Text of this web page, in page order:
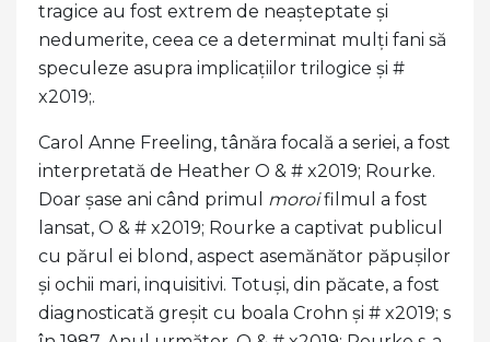
tragice au fost extrem de neașteptate și
nedumerite, ceea ce a determinat mulți fani să
speculeze asupra implicațiilor trilogice și #
x2019;.
Carol Anne Freeling, tânăra focală a seriei, a fost
interpretată de Heather O & # x2019; Rourke.
Doar șase ani când primul moroifilmul a fost
lansat, O & # x2019; Rourke a captivat publicul
cu părul ei blond, aspect asemănător păpușilor
și ochii mari, inquisitivi. Totuși, din păcate, a fost
diagnosticată greșit cu boala Crohn și # x2019; s